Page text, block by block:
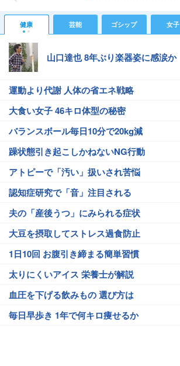
健康 芸能 ゴシップ 女子
山口達也 8年ぶり楽器姿に感涙か
運動より代謝 人体の省エネ戦略
大食い女子 46キロ体型の秘密
バランスボール毎日10分で20kg減
躁状態引き起こしかねないNG行動
アトピーで「汚い」扱いされ苦悩
認知症研究で「音」注目される
夫の「産後うつ」にみられる症状
大豆を摂取してストレス過食防止
1日10回 お腹引き締まる簡単習慣
太りにくいアイス 栄養士が解説
血圧を下げる飲みもの 選び方は
毎日早歩き 1年で何キロ痩せるか